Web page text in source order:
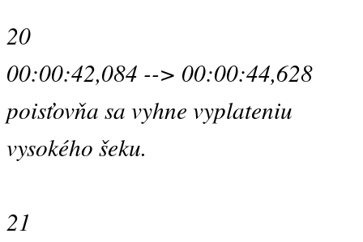
20
00:00:42,084 --> 00:00:44,628
poisťovňa sa vyhne vyplateniu
vysokého šeku.
21